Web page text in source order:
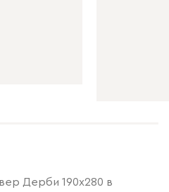
Дерби 190х280 в